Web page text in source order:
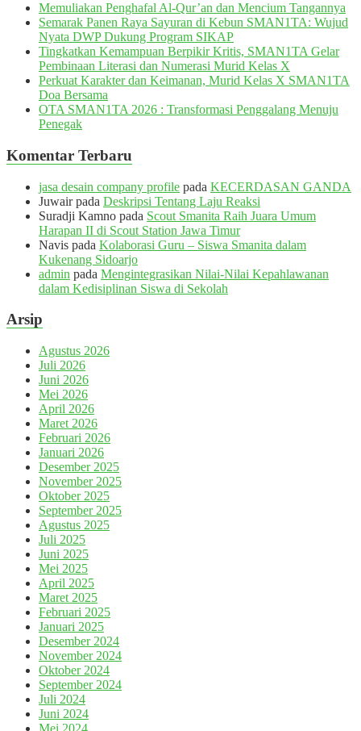
Memuliakan Penghafal Al-Qur’an dan Mencium Tangannya
Semarak Panen Raya Sayuran di Kebun SMAN1TA: Wujud
Nyata DWP Dukung Program SIKAP
Tingkatkan Kemampuan Berpikir Kritis, SMAN1TA Gelar
Pembinaan Literasi dan Numerasi Murid Kelas X
Perkuat Karakter dan Keimanan, Murid Kelas X SMAN1TA
Doa Bersama
OTA SMAN1TA 2026 : Transformasi Penggalang Menuju
Penegak
Komentar Terbaru
jasa desain company profile pada KECERDASAN GANDA
Juwairpada Deskripsi Tentang Laju Reaksi
Suradji Kamno pada Scout Smanita Raih Juara Umum
Harapan II di Scout Station Jawa Timur
Navis pada Kolaborasi Guru – Siswa Smanita dalam
Kukenang Sidoarjo
admin pada Mengintegrasikan Nilai-Nilai Kepahlawanan
dalam Kedisiplinan Siswa di Sekolah
Arsip
Agustus 2026
Juli 2026
Juni 2026
Mei 2026
April 2026
Maret 2026
Februari 2026
Januari 2026
Desember 2025
November 2025
Oktober 2025
September 2025
Agustus 2025
Juli 2025
Juni 2025
Mei 2025
April 2025
Maret 2025
Februari 2025
Januari 2025
Desember 2024
November 2024
Oktober 2024
September 2024
Juli 2024
Juni 2024
Mei 2024